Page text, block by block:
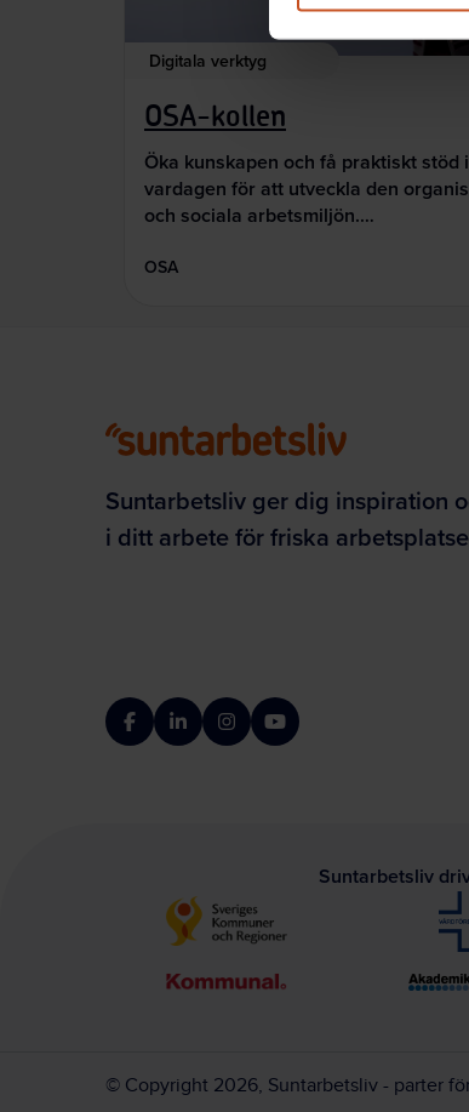
Digitala verktyg
OSA-kollen
Öka kunskapen och få praktiskt stöd i
vardagen för att utveckla den
och sociala arbetsmiljön.…
OSA
Suntarbetsliv ger dig inspiration
i ditt arbete för friska
FacebookLinkedInInstagramYouTube
Suntarbetsliv
© Copyright 2026, Suntarbetsliv - parter